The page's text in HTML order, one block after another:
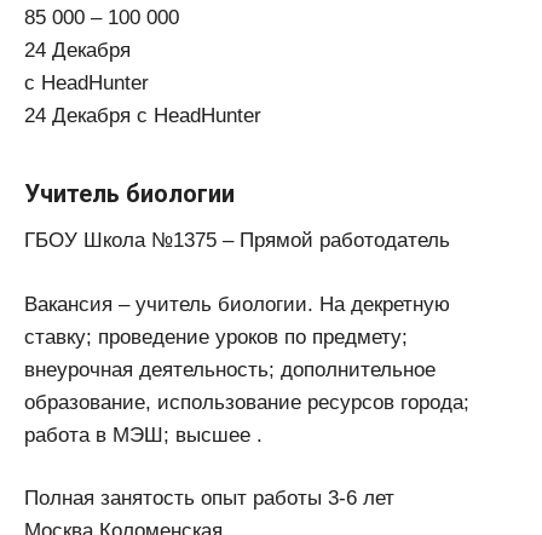
85 000 – 100 000
24 Декабря
с HeadHunter
24 Декабря с HeadHunter
Учитель биологии
ГБОУ Школа №1375 – Прямой работодатель
Вакансия – учитель биологии. На декретную
ставку; проведение уроков по предмету;
внеурочная деятельность; дополнительное
образование, использование ресурсов города;
работа в МЭШ; высшее .
Полная занятость опыт работы 3-6 лет